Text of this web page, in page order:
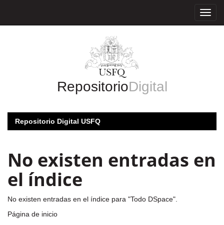
RepositorioDigital
Repositorio Digital USFQ
No existen entradas en
el índice
No existen entradas en el índice para "Todo DSpace".
Página de inicio